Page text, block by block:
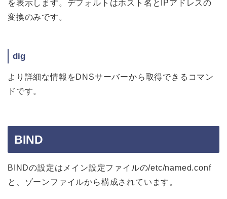
を表示します。デフォルトはホスト名とIPアドレスの
変換のみです。
dig
より詳細な情報をDNSサーバーから取得できるコマン
ドです。
BIND
BINDの設定はメイン設定ファイルの/etc/named.conf
と、ゾーンファイルから構成されています。